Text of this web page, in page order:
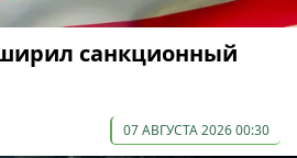
санкционный
07 АВГУСТА 2026 00:30